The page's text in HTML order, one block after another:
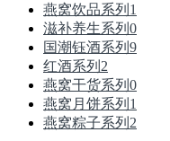
燕窝饮品系列 1
滋补养生系列 0
国潮钰酒系列 9
红酒系列 2
燕窝干货系列 0
燕窝月饼系列 1
燕窝粽子系列 2